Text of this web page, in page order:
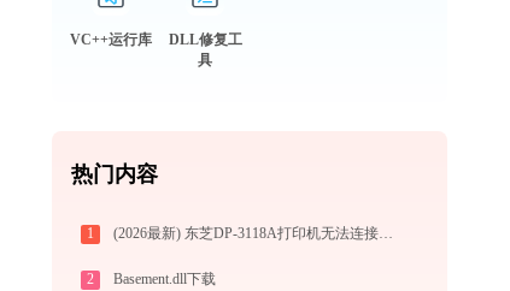
VC++运行库
DLL修复工
具
热门内容
1 (2026最新) 东芝DP-3118A打印机无法连接？如何解决 -金山毒霸
2 Basement.dll下载